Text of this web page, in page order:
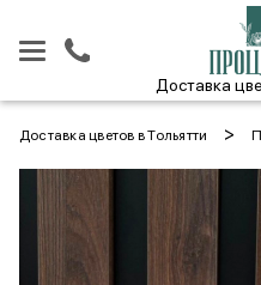
Доставка
Доставка цветов в Тольятти >